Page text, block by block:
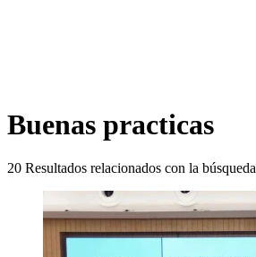
Buenas practicas
20 Resultados relacionados con la búsqueda